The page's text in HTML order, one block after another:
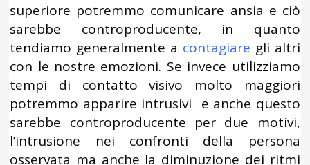
superiore potremmo comunicare ansia e ciò
sarebbe controproducente, in quanto
tendiamo generalmente a contagiare gli altri
con le nostre emozioni. Se invece utilizziamo
tempi di contatto visivo molto maggiori
potremmo apparire intrusivi e anche questo
sarebbe controproducente per due motivi,
l’intrusione nei confronti della persona
osservata ma anche la diminuzione dei ritmi